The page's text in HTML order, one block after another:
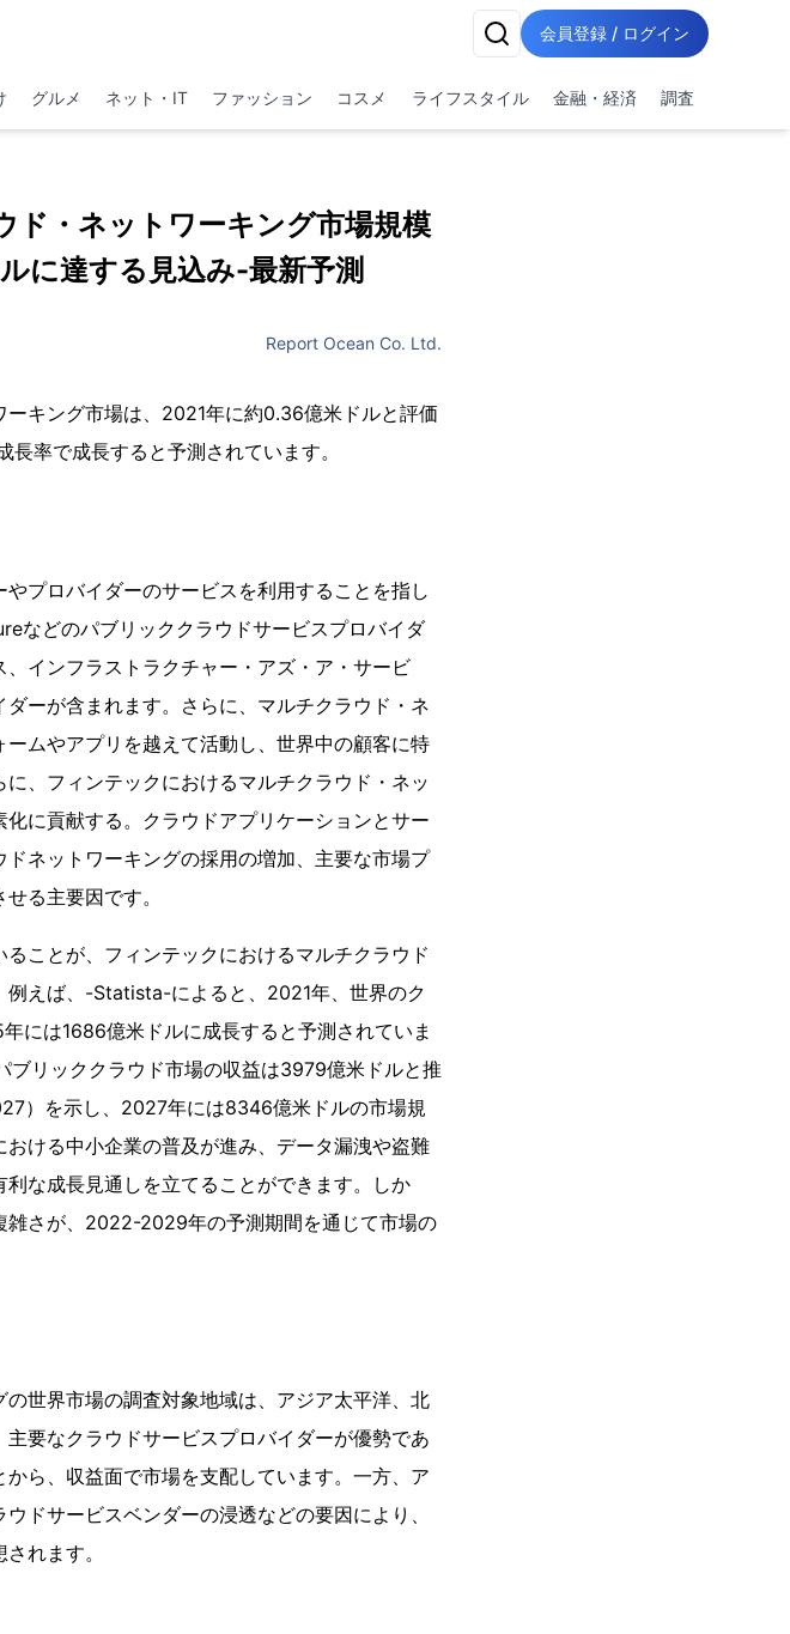
会員登録 / ログイン
グルメ ネット・IT ファッション コスメ ライフスタイル 金融・経済 調査
ド・ネットワーキング市場規模
に達する見込み-最新予測
Report Ocean Co. Ltd.
キング市場は、2021年に約0.36億米ドルと評価
率で成長すると予測されています。
プロバイダーのサービスを利用することを指し
どのパブリッククラウドサービスプロバイダ
インフラストラクチャー・アズ・ア・サービ
ーが含まれます。さらに、マルチクラウド・ネ
ムやアプリを越えて活動し、世界中の顧客に特
、フィンテックにおけるマルチクラウド・ネッ
に貢献する。クラウドアプリケーションとサー
ネットワーキングの採用の増加、主要な市場プ
る主要因です。
ことが、フィンテックにおけるマルチクラウド
えば、-Statista-によると、2021年、世界のク
には1686億米ドルに成長すると予測されていま
リッククラウド市場の収益は3979億米ドルと推
）を示し、2027年には8346億米ドルの市場規
ける中小企業の普及が進み、データ漏洩や盗難
な成長見通しを立てることができます。しか
雑さが、2022-2029年の予測期間を通じて市場の
世界市場の調査対象地域は、アジア太平洋、北
要なクラウドサービスプロバイダーが優勢であ
ら、収益面で市場を支配しています。一方、ア
ドサービスベンダーの浸透などの要因により、
れます。